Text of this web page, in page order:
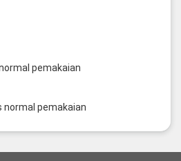
pemakaian
normal pemakaian